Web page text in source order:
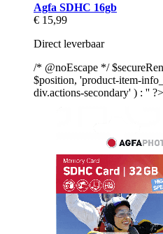
Agfa SDHC 16gb
€ 15,99
Direct leverbaar
/* @noEscape */
$position, 'product-item-
div.actions-secondary' ) : '' ?>